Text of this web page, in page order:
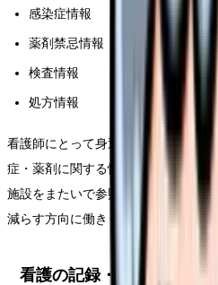
感染症情報
薬剤禁忌情報
検査情報
処方情報
看護師にとって身近なのは、退院時
症・薬剤に関する情報でしょう。入
施設をまたいで参照しやすくなるこ
減らす方向に働きうると考えられて
看護の記録・情報連携は